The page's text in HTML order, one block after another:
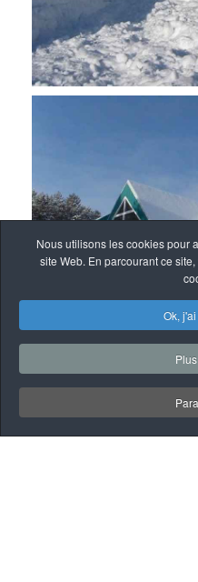
Nous utilisons les cookies pour
site Web. En parcourant ce
Ok,